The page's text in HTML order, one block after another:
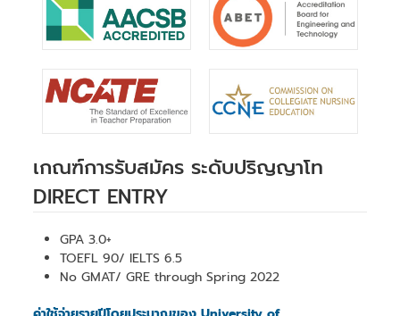
เกณฑ์การรับสมัคร ระดับปริญญาโท
DIRECT ENTRY
GPA 3.0+
TOEFL 90/ IELTS 6.5
No GMAT/ GRE through Spring 2022